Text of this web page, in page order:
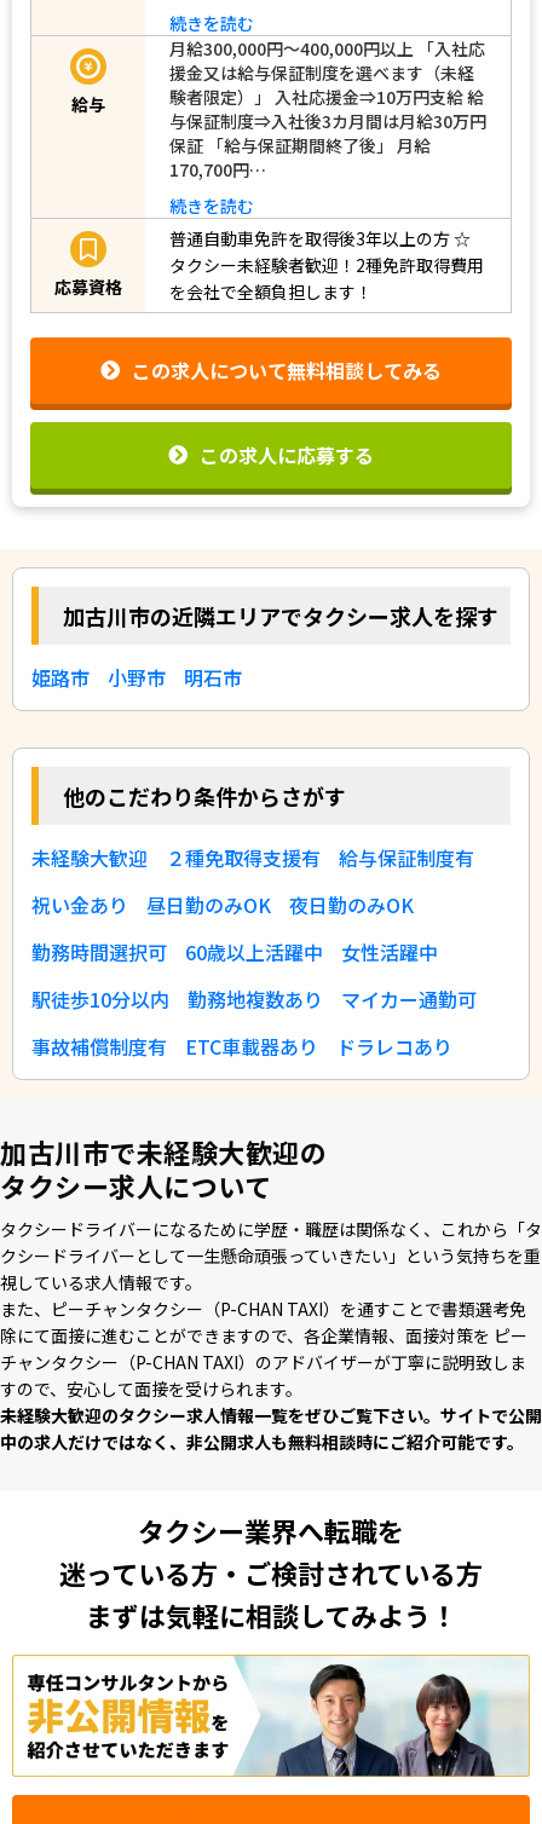
続きを読む
給与
月給300,000円～400,000円以上 「入社応
援金又は給与保証制度を選べます（未経
験者限定）」 入社応援金⇒10万円支給 給
与保証制度⇒入社後3カ月間は月給30万円
保証 「給与保証期間終了後」 月給
170,700円…
続きを読む
応募資格
普通自動車免許を取得後3年以上の方☆
タクシー未経験者歓迎！2種免許取得費用
を会社で全額負担します！
この求人について無料相談してみる
この求人に応募する
加古川市の近隣エリアでタクシー求人を探す
姫路市 小野市 明石市
他のこだわり条件からさがす
未経験大歓迎 ２種免取得支援有
給与保証制度有
祝い金あり
昼日勤のみOK
夜日勤のみOK
勤務時間選択可
60歳以上活躍中
女性活躍中
駅徒歩10分以内
勤務地複数あり
マイカー通勤可
事故補償制度有
ETC車載器あり ドラレコあり
加古川市で未経験大歓迎の
タクシー求人について
タクシードライバーになるために学歴・職歴は関係なく、これから「タ
クシードライバーとして⼀⽣懸命頑張っていきたい」という気持ちを重
視している求⼈情報です。
また、ピーチャンタクシー（P-CHAN TAXI）を通すことで書類選考免
除にて⾯接に進むことができますので、各企業情報、⾯接対策を ピー
チャンタクシー（P-CHAN TAXI）のアドバイザーが丁寧に説明致しま
すので、安⼼して⾯接を受けられます。
未経験⼤歓迎のタクシー求⼈情報⼀覧をぜひご覧下さい。サイトで公開
中の求⼈だけではなく、⾮公開求⼈も無料相談時にご紹介可能です。
タクシー業界へ転職を
迷っている方・ご検討されている方
まずは気軽に相談してみよう！